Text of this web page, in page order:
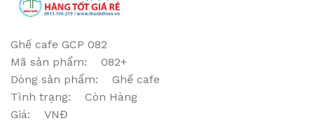
Ghế cafe GCP 082
Mã sản phẩm: 082+
Dòng sản phẩm: Ghế cafe
Tình trạng: Còn Hàng
Giá: VNĐ